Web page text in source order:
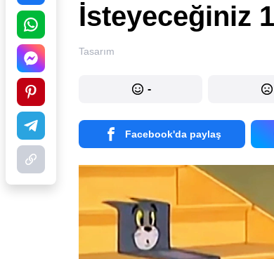
İsteyeceğiniz
Tasarım
-
Facebook'da paylaş